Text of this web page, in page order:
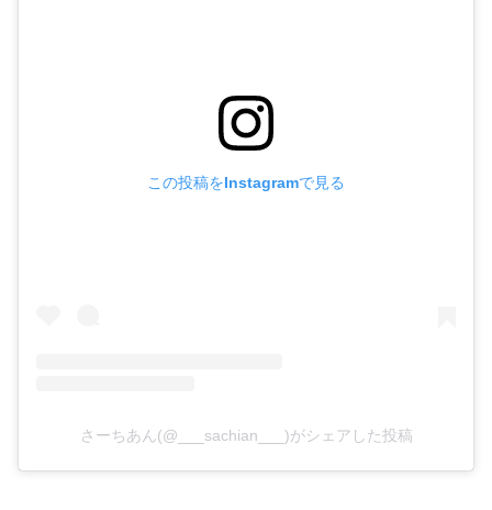
この投稿をInstagramで見る
さーちあん(@___sachian___)がシェアした投稿